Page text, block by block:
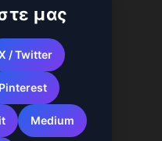
μας
/ Twitter
Pinterest
Medium